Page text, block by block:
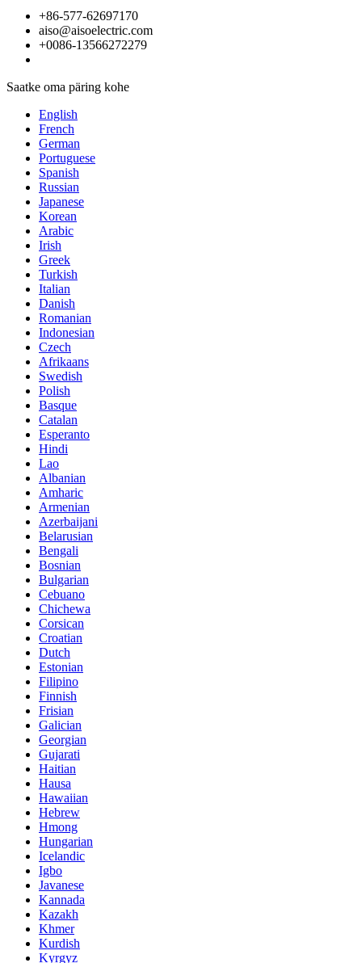
+86-577-62697170
aiso@aisoelectric.com
+0086-13566272279
Saatke oma päring kohe
English
French
German
Portuguese
Spanish
Russian
Japanese
Korean
Arabic
Irish
Greek
Turkish
Italian
Danish
Romanian
Indonesian
Czech
Afrikaans
Swedish
Polish
Basque
Catalan
Esperanto
Hindi
Lao
Albanian
Amharic
Armenian
Azerbaijani
Belarusian
Bengali
Bosnian
Bulgarian
Cebuano
Chichewa
Corsican
Croatian
Dutch
Estonian
Filipino
Finnish
Frisian
Galician
Georgian
Gujarati
Haitian
Hausa
Hawaiian
Hebrew
Hmong
Hungarian
Icelandic
Igbo
Javanese
Kannada
Kazakh
Khmer
Kurdish
Kyrgyz